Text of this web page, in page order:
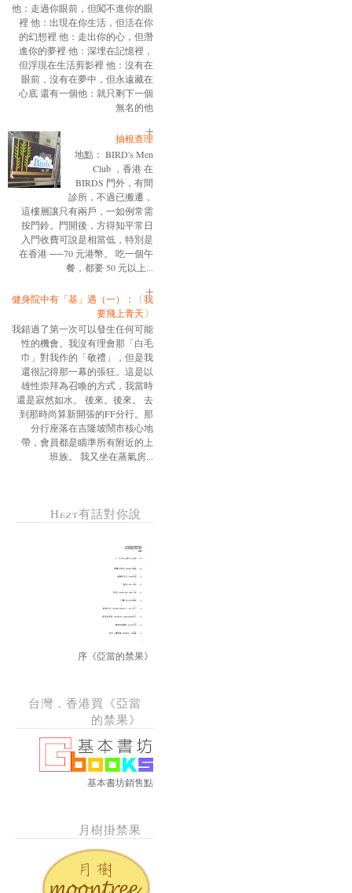
他：走過你眼前，但闖不進你的眼
裡 他：出現在你生活，但活在你
的幻想裡 他：走出你的心，但潛
進你的夢裡 他：深埋在記憶裡，
但浮現在生活剪影裡 他：沒有在
眼前，沒有在夢中，但永遠藏在
心底 還有一個他：就只剩下一個
無名的他
抽根查理
地點： BIRD's Men
Club ，香港 在
BIRDS 門外，有間
診所，不過已搬遷，
這樓層讓只有兩戶，一如例常需
按門鈴。門開後，方得知平常日
入門收費可說是相當低，特別是
在香港 ──70 元港幣。 吃一個午
餐，都要 50 元以上...
健身院中有「基」遇（一）：〔我
要飛上青天〕
我錯過了第一次可以發生任何可能
性的機會。我沒有理會那「白毛
巾」對我作的「敬禮」，但是我
還很記得那一幕的張狂。這是以
雄性崇拜為召喚的方式，我當時
還是寂然如水。 後來。後來。 去
到那時尚算新開張的FF分行。那
分行座落在吉隆坡鬧市核心地
帶，會員都是瞄準所有附近的上
班族。 我又坐在蒸氣房...
Hezt有話對你說
序《亞當的禁果》
台灣．香港買《亞當
的禁果》
基本書坊銷售點
月樹掛禁果